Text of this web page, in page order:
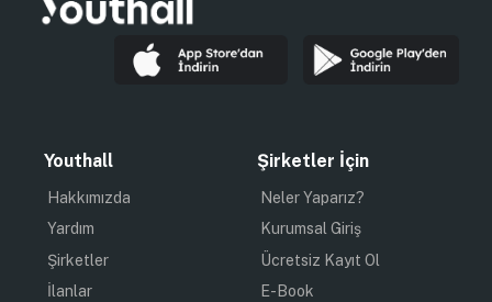
Youthall
Hakkımızda
Yardım
Şirketler
İlanlar
Şirketler İçin
Neler Yaparız?
Kurumsal Giriş
Ücretsiz Kayıt Ol
E-Book